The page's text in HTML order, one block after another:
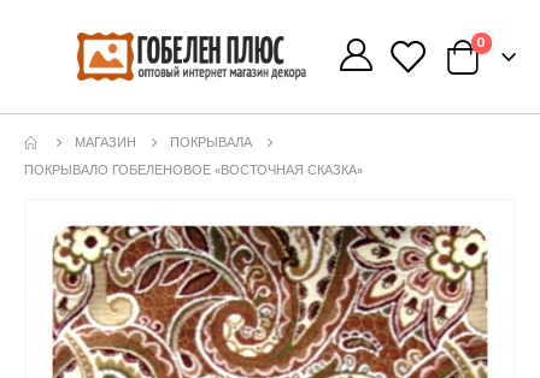
0 0
МАГАЗИН
ПОКРЫВАЛА
ПОКРЫВАЛО ГОБЕЛЕНОВОЕ «ВОСТОЧНАЯ СКАЗКА»